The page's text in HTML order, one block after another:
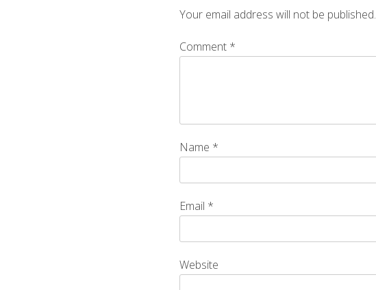
Your email address will not be published.
Comment *
Name *
Email *
Website